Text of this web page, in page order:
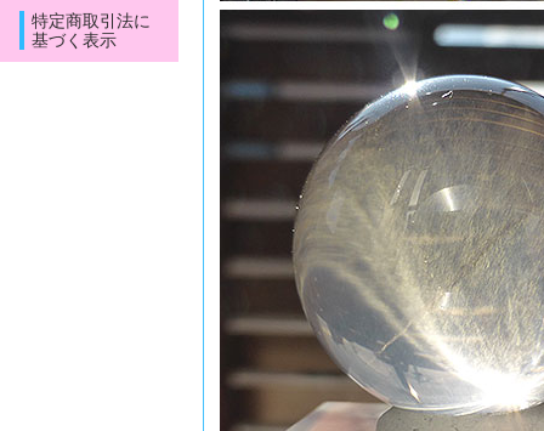
特定商取引法に
基づく表示